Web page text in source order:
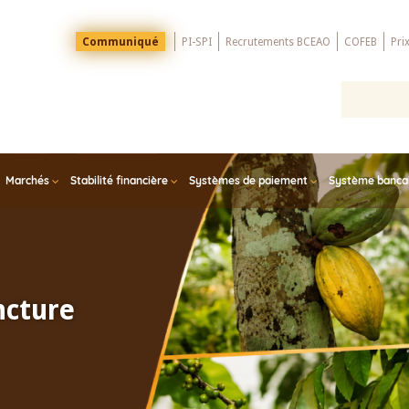
Menu
Top
Communiqué PI-SPI Recrutements BCEAO COFEB
Marchés Stabilité financière Systèmes de paiement Système